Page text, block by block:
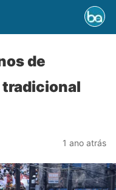
de
1 ano atrás